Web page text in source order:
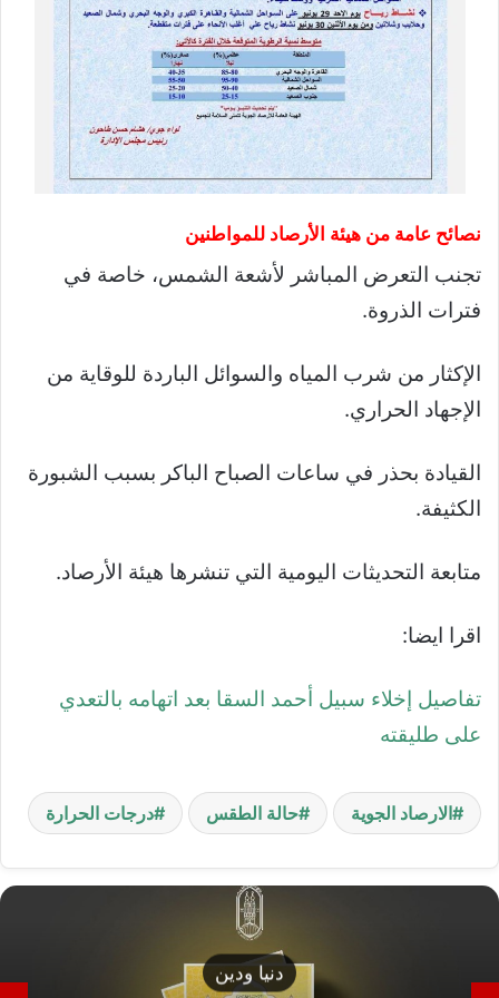
نصائح عامة من هيئة الأرصاد للمواطنين
تجنب التعرض المباشر لأشعة الشمس، خاصة في
فترات الذروة.
الإكثار من شرب المياه والسوائل الباردة للوقاية من
الإجهاد الحراري.
القيادة بحذر في ساعات الصباح الباكر بسبب الشبورة
الكثيفة.
متابعة التحديثات اليومية التي تنشرها هيئة الأرصاد.
اقرا ايضا:
تفاصيل إخلاء سبيل أحمد السقا بعد اتهامه بالتعدي
على طليقته
الارصاد الجوية حالة الطقس درجات الحرارة
دنيا ودين